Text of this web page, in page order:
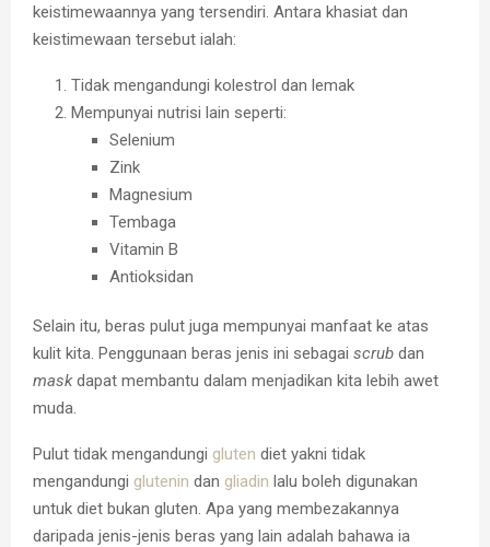
keistimewaannya yang tersendiri. Antara khasiat dan
keistimewaan tersebut ialah:
Tidak mengandungi kolestrol dan lemak
Mempunyai nutrisi lain seperti:
Selenium
Zink
Magnesium
Tembaga
Vitamin B
Antioksidan
Selain itu, beras pulut juga mempunyai manfaat ke atas
kulit kita. Penggunaan beras jenis ini sebagai scrub dan
maskdapat membantu dalam menjadikan kita lebih awet
muda.
Pulut tidak mengandungi gluten diet yakni tidak
mengandungi glutenin dan gliadin lalu boleh digunakan
untuk diet bukan gluten. Apa yang membezakannya
daripada jenis-jenis beras yang lain adalah bahawa ia